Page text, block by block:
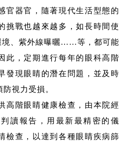
官器官，隨著現代生活型態的
挑戰也越來越多，如長時間使
、紫外線曝曬……等，都可能
此，定期進行每年的眼科高階
發現眼睛的潛在問題，並及時
視力受損。
高階眼睛健康檢查，由本院經
讀報告，用最新最精密的儀
檢查，以達到各種眼睛疾病篩